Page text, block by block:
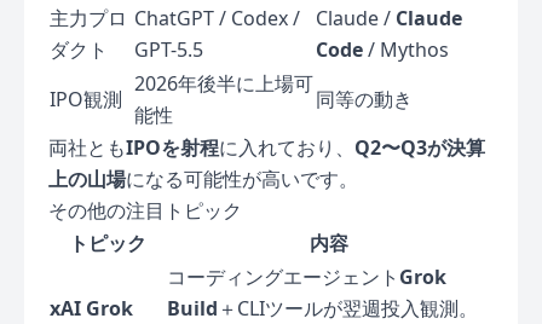
主力プロ
ダクト
ChatGPT / Codex /
GPT-5.5
Claude / Claude
Code/ Mythos
IPO観測
2026年後半に上場可
能性
同等の動き
両社ともIPOを射程に入れており、 Q2〜Q3が決算
上の山場になる可能性が高いです。
その他の注目トピック
トピック
内容
xAI Grok
コーディングエージェント Grok
Build ＋CLIツールが翌週投入観測。